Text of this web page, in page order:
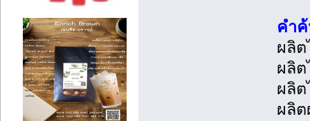
คำ
ผลิต
ผลิต
ผลิต
ผลิต